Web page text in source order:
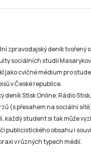
zpravodajský deník tvořený
sociálních studií
cvičné médium pro
v České republice.
Stisk Online, Rádio
(s přesahem na sociální
každý student si tak může
publicistického obsahu i
v různých typech médií.